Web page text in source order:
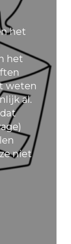
het
het
weten
al.
niet